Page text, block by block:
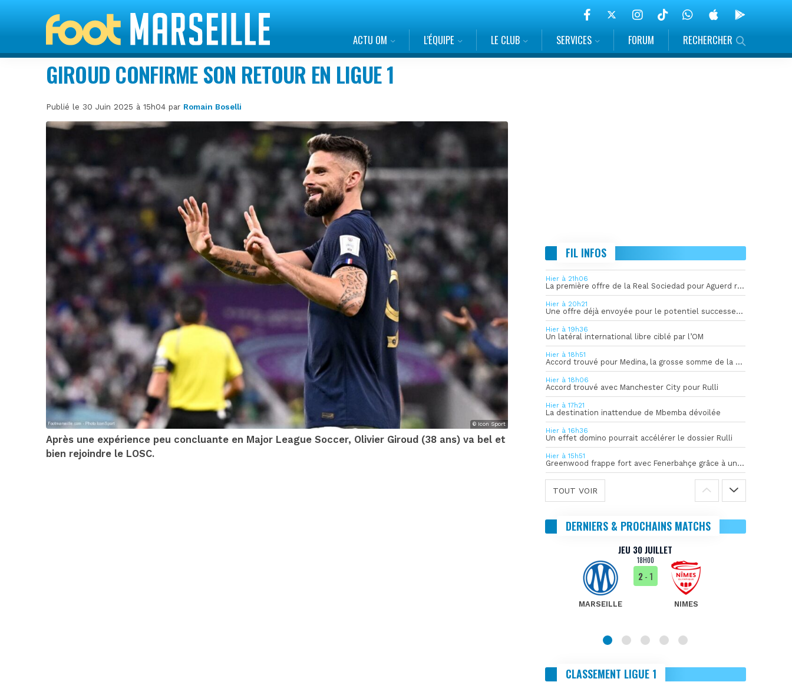
ACTU OM L’ÉQUIPE LE CLUB SERVICES FORUM RECHERCHER
GIROUD CONFIRME SON RETOUR EN LIGUE 1
Publié le 30 Juin 2025 à 15h04 par Romain Boselli
© Icon Sport
Après une expérience peu concluante en Major League Soccer, Olivier Giroud (38 ans) va bel et
bien rejoindre le LOSC.
FIL INFOS
Hier à 21h06
La première offre de la Real Sociedad pour Aguerd refusée par l’OM
Hier à 20h21
Une offre déjà envoyée pour le potentiel successeur de Rulli
Hier à 19h36
Un latéral international libre ciblé par l’OM
Hier à 18h51
Accord trouvé pour Medina, la grosse somme de la vente dévoilée
Hier à 18h06
Accord trouvé avec Manchester City pour Rulli
Hier à 17h21
La destination inattendue de Mbemba dévoilée
Hier à 16h36
Un effet domino pourrait accélérer le dossier Rulli
Hier à 15h51
Greenwood frappe fort avec Fenerbahçe grâce à un but spectaculaire
TOUT VOIR
DERNIERS & PROCHAINS MATCHS
JEU 30 JUILLET
18H00
MARSEILLE
2- 1
NIMES
CLASSEMENT LIGUE 1